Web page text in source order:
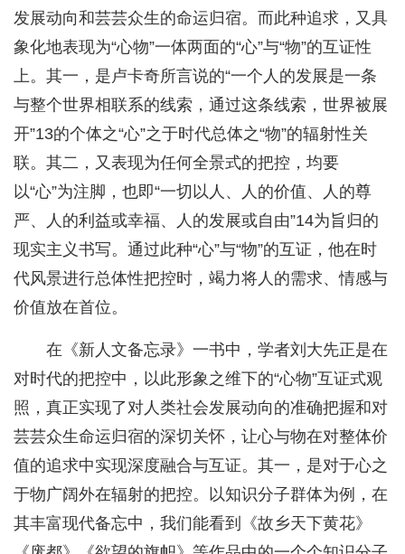
发展动向和芸芸众生的命运归宿。而此种追求，又具
象化地表现为“心物”一体两面的“心”与“物”的互证性
上。其一，是卢卡奇所言说的“一个人的发展是一条
与整个世界相联系的线索，通过这条线索，世界被展
开”13的个体之“心”之于时代总体之“物”的辐射性关
联。其二，又表现为任何全景式的把控，均要
以“心”为注脚，也即“一切以人、人的价值、人的尊
严、人的利益或幸福、人的发展或自由”14为旨归的
现实主义书写。通过此种“心”与“物”的互证，他在时
代风景进行总体性把控时，竭力将人的需求、情感与
价值放在首位。
在《新人文备忘录》一书中，学者刘大先正是在
对时代的把控中，以此形象之维下的“心物”互证式观
照，真正实现了对人类社会发展动向的准确把握和对
芸芸众生命运归宿的深切关怀，让心与物在对整体价
值的追求中实现深度融合与互证。其一，是对于心之
于物广阔外在辐射的把控。以知识分子群体为例，在
其丰富现代备忘中，我们能看到《故乡天下黄花》